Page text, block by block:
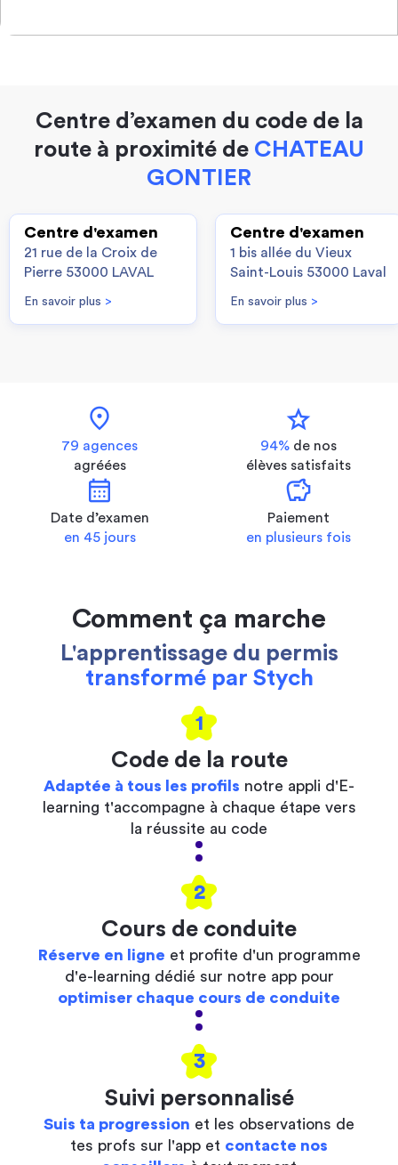
Centre d’examen du code de la
route à proximité de CHATEAU
GONTIER
Centre d'examen
21 rue de la Croix de
Pierre 53000 LAVAL
En savoir plus >
Centre d'examen
1 bis allée du Vieux
Saint-Louis 53000 Laval
En savoir plus >
location_on
79 agences
agréées
star
94% de nos
élèves satisfaits
calendar_month
Date d’examen
en 45 jours
savings
Paiement
en plusieurs fois
Comment ça marche
L'apprentissage du permis
transformé par Stych
1
Code de la route
Adaptée à tous les profils notre appli d'E-
learning t'accompagne à chaque étape vers
la réussite au code
2
Cours de conduite
Réserve en ligne et profite d'un programme
d'e-learning dédié sur notre app pour
optimiser chaque cours de conduite
3
Suivi personnalisé
Suis ta progression et les observations de
tes profs sur l'app et contacte nos